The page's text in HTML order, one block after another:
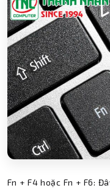
Fn + F4 hoặc Fn + F6: